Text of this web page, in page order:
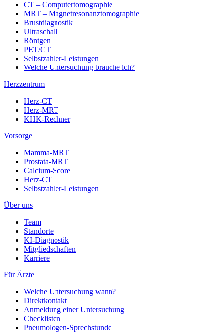
CT – Computertomographie
MRT – Magnetresonanztomographie
Brustdiagnostik
Ultraschall
Röntgen
PET/CT
Selbstzahler-Leistungen
Welche Untersuchung brauche ich?
Herzzentrum
Herz-CT
Herz-MRT
KHK-Rechner
Vorsorge
Mamma-MRT
Prostata-MRT
Calcium-Score
Herz-CT
Selbstzahler-Leistungen
Über uns
Team
Standorte
KI-Diagnostik
Mitgliedschaften
Karriere
Für Ärzte
Welche Untersuchung wann?
Direktkontakt
Anmeldung einer Untersuchung
Checklisten
Pneumologen-Sprechstunde